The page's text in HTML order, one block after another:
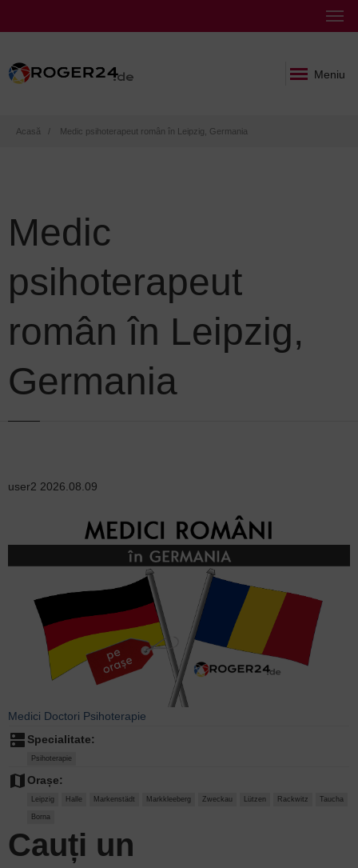
Meniu
Breadcrumb
Acasă Medic psihoterapeut român în Leipzig, Germania
Medic
psihoterapeut
român în Leipzig,
Germania
user2 2026.08.09
Medici Doctori Psihoterapie
dns Specialitate:
Psihoterapie
map Orașe:
Leipzig Halle Markenstädt Markkleeberg Zweckau Lützen Rackwitz Taucha
Borna
Cauți un